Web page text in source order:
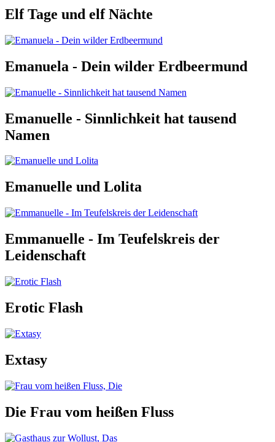
Elf Tage und elf Nächte
Emanuela - Dein wilder Erdbeermund
Emanuelle - Sinnlichkeit hat tausend
Namen
Emanuelle und Lolita
Emmanuelle - Im Teufelskreis der
Leidenschaft
Erotic Flash
Extasy
Die Frau vom heißen Fluss